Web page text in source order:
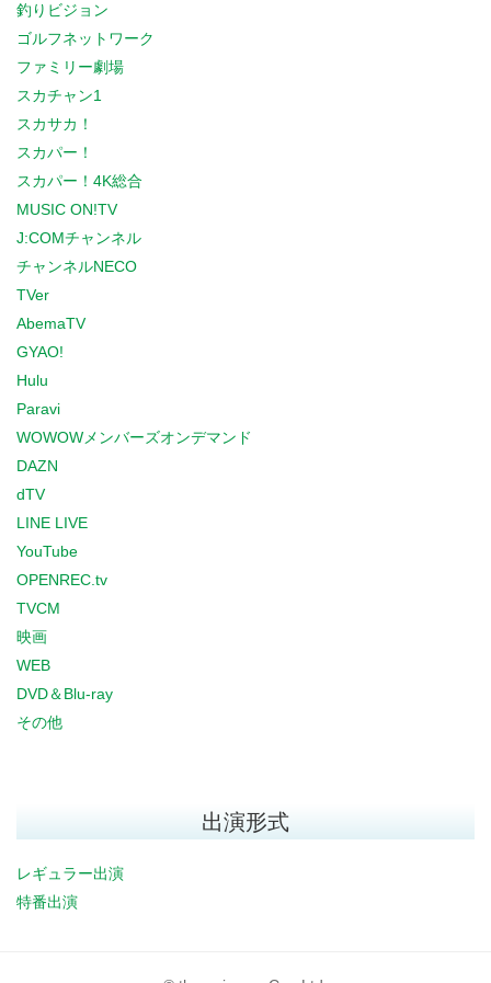
釣りビジョン
ゴルフネットワーク
ファミリー劇場
スカチャン1
スカサカ！
スカパー！
スカパー！4K総合
MUSIC ON!TV
J:COMチャンネル
チャンネルNECO
TVer
AbemaTV
GYAO!
Hulu
Paravi
WOWOWメンバーズオンデマンド
DAZN
dTV
LINE LIVE
YouTube
OPENREC.tv
TVCM
映画
WEB
DVD＆Blu-ray
その他
出演形式
レギュラー出演
特番出演